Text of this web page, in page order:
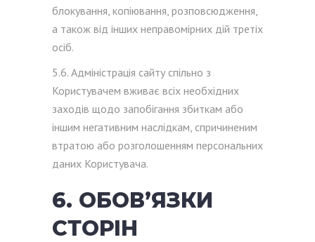
блокування, копіювання, розповсюдження,
а також від інших неправомірних дій третіх
осіб.
5.6. Адміністрація сайту спільно з
Користувачем вживає всіх необхідних
заходів щодо запобігання збиткам або
іншим негативним наслідкам, спричиненим
втратою або розголошенням персональних
даних Користувача.
6. ОБОВ’ЯЗКИ
СТОРІН